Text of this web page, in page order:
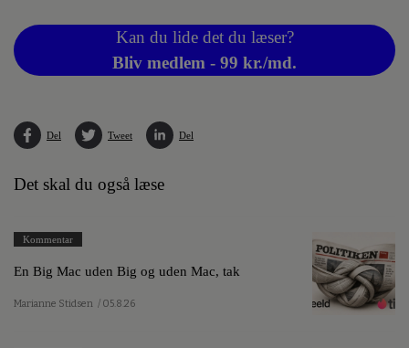
Kan du lide det du læser?
Bliv medlem - 99 kr./md.
Del Tweet Del
Det skal du også læse
Kommentar
En Big Mac uden Big og uden Mac, tak
Marianne Stidsen / 05.8.26